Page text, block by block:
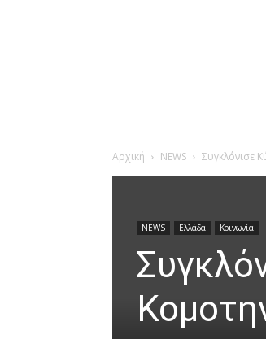
Αρχική NEWS Συγκλόνισε
NEWS Ελλάδα Κοινωνία